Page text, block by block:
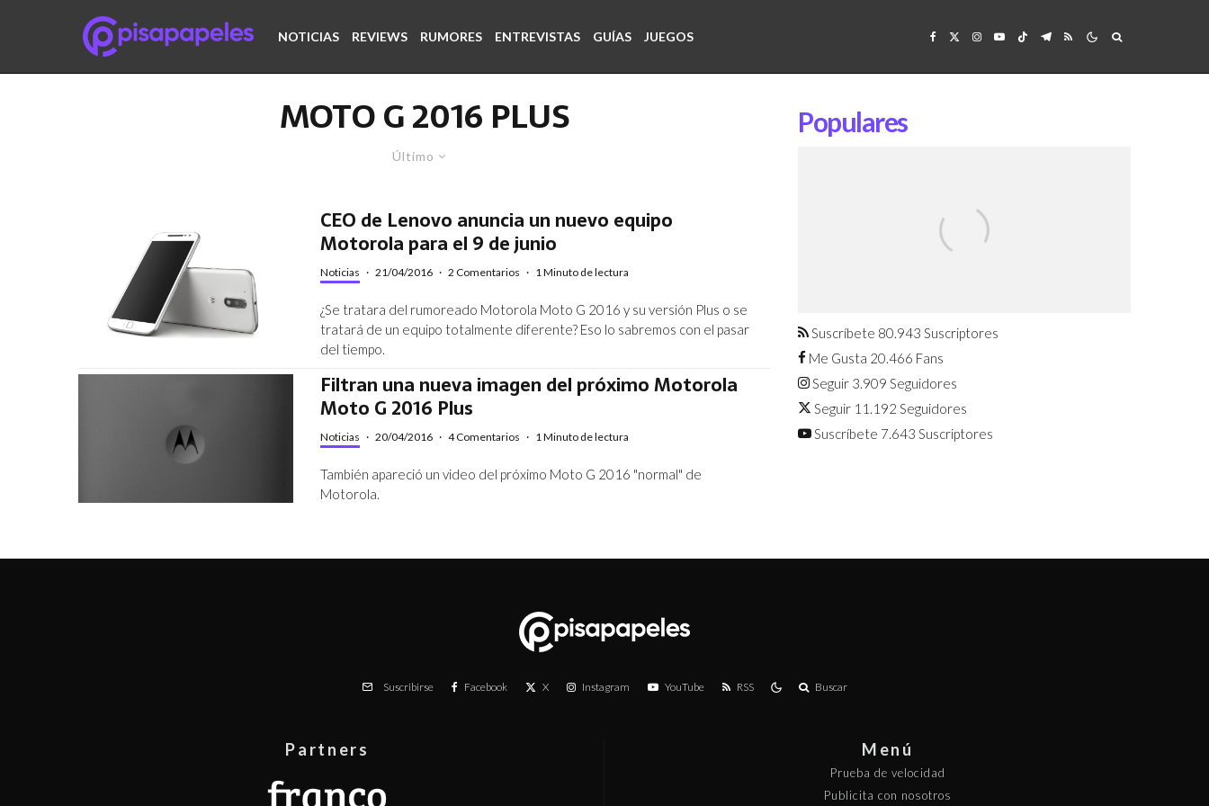
NOTICIAS REVIEWS RUMORES ENTREVISTAS GUÍAS JUEGOS
MOTO G 2016 PLUS
Último
CEO de Lenovo anuncia un nuevo equipo
Motorola para el 9 de junio
Noticias · 21/04/2016 · 2 Comentarios · 1 Minuto de lectura
¿Se tratara del rumoreado Motorola Moto G 2016 y su versión Plus o se
tratará de un equipo totalmente diferente? Eso lo sabremos con el pasar
del tiempo.
Filtran una nueva imagen del próximo Motorola
Moto G 2016 Plus
Noticias · 20/04/2016 · 4 Comentarios · 1 Minuto de lectura
También apareció un video del próximo Moto G 2016 "normal" de
Motorola.
Populares
agosto
Suscríbete 80.943 Suscriptores
Me Gusta 20.466 Fans
Seguir 3.909 Seguidores
Seguir 11.192 Seguidores
Suscríbete 7.643 Suscriptores
Suscribirse Facebook X Instagram YouTube RSS Buscar
Partners Menú
Prueba de velocidad
Publicita con nosotros